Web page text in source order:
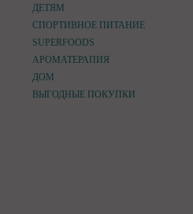
ДЕТЯМ
СПОРТИВНОЕ ПИТАНИЕ
SUPERFOODS
АРОМАТЕРАПИЯ
ДОМ
ВЫГОДНЫЕ ПОКУПКИ